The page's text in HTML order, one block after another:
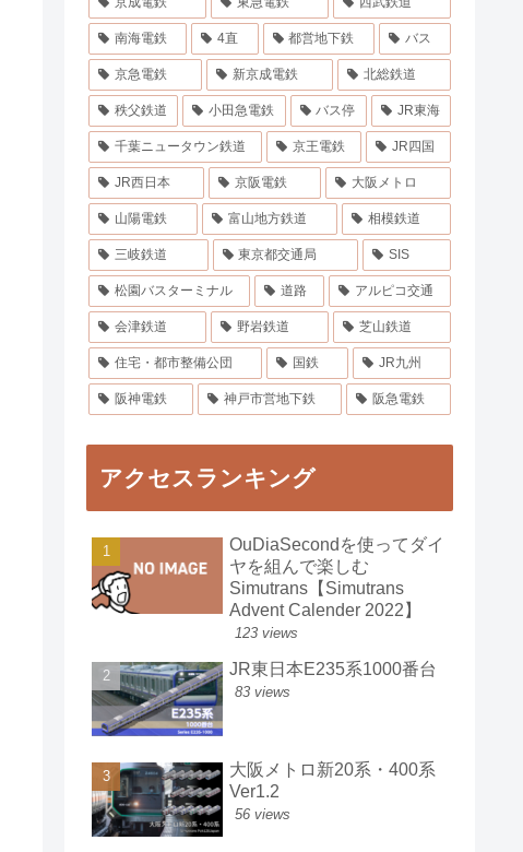
南海電鉄 4直 都営地下鉄 バス
京急電鉄 新京成電鉄 北総鉄道
秩父鉄道 小田急電鉄 バス停 JR東海
千葉ニュータウン鉄道 京王電鉄 JR四国
JR西日本 京阪電鉄 大阪メトロ
山陽電鉄 富山地方鉄道 相模鉄道
三岐鉄道 東京都交通局 SIS
松園バスターミナル 道路 アルピコ交通
会津鉄道 野岩鉄道 芝山鉄道
住宅・都市整備公団 国鉄 JR九州
阪神電鉄 神戸市営地下鉄 阪急電鉄
アクセスランキング
OuDiaSecondを使ってダイ
ヤを組んで楽しむ
Simutrans【Simutrans
Advent Calender 2022】
123 views
JR東日本E235系1000番台
83 views
大阪メトロ新20系・400系
Ver1.2
56 views